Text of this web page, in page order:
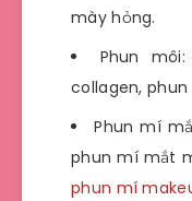
mày hỏng.
Phun
collagen,
Phun mí
phun mí mắt
phun mí